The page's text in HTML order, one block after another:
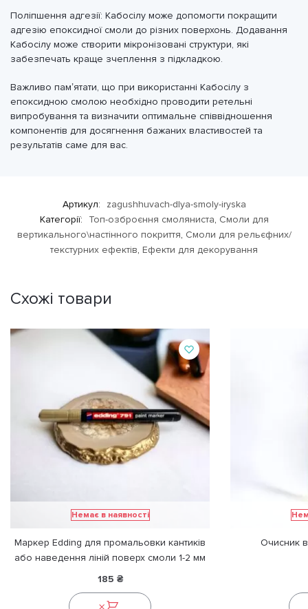
Поліпшення адгезії: Кабосілу може допомогти покращити
адгезію епоксидної смоли до різних поверхонь. Додавання
Кабосілу може створити мікронізовані структури, які
забезпечать краще зчеплення з підкладкою.
Важливо пам’ятати, що при використанні Кабосілу з
епоксидною смолою необхідно проводити ретельні
випробування та визначити оптимальне співвідношення
компонентів для досягнення бажаних властивостей та
результатів саме для вас.
Артикул:
zagushhuvach-dlya-smoly-iryska
Категорії:
Топ-озброєння смоляниста, Смоли для
вертикального\настінного покриття, Смоли для рельєфних/
текстурних ефектів, Ефекти для декорування
Схожі товари
Немає в наявності
Маркер Edding для промальовки кантиків
або наведення ліній поверх смоли 1-2 мм
185 ₴
Очисник